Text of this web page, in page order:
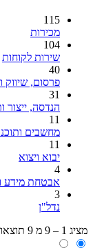
115
מכירות
104
שירות לקוחות
40
פרסום, שיווק
31
הנדסה, ייצור
11
מחשבים
11
יבוא ויצוא
4
אבטחת מידע
3
נדל"ן
מציג 1 – 9 מ 9 תוצאות